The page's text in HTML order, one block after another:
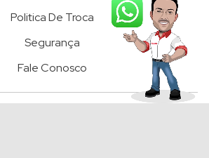
Politica De Troca
Segurança
Fale Conosco